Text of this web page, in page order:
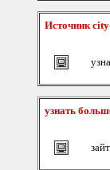
Источник
узнать